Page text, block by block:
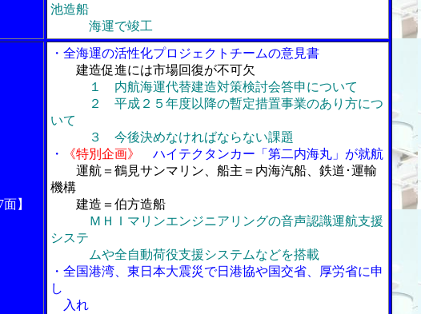
池造船
海運で竣工
】
・全海運の活性化プロジェクトチームの意見書
建造促進には市場回復が不可欠
１ 内航海運代替建造対策検討会答申について
２ 平成２５年度以降の暫定措置事業のあり方につ
いて
３ 今後決めなければならない課題
・
《特別企画》
ハイテクタンカー「第二内海丸」が就航
運航＝鶴見サンマリン、船主＝内海汽船、鉄道･運輸
機構
建造＝伯方造船
ＭＨＩマリンエンジニアリングの音声認識運航支援
システ
ムや全自動荷役支援システムなどを搭載
・全国港湾、東日本大震災で日港協や国交省、厚労省に申
し
入れ